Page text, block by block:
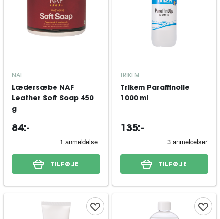
NAF
Lædersæbe NAF
Leather Soft Soap 450
g
84:-
TILFØJE
TRIKEM
Trikem Paraffinolie
1000 ml
135:-
TILFØJE